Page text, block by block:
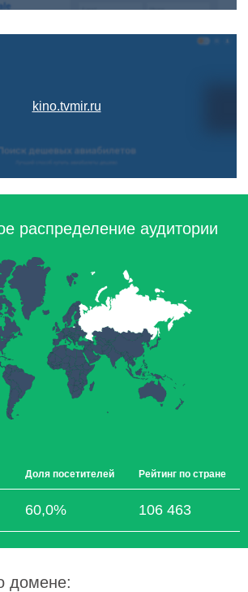
kino.tvmir.ru
распределение аудитории
Доля посетителей Рейтинг по стране
60,0% 106 463
домене: